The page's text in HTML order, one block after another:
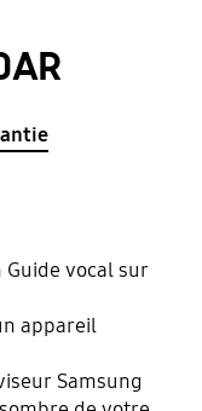
vocal sur
appareil
Samsung